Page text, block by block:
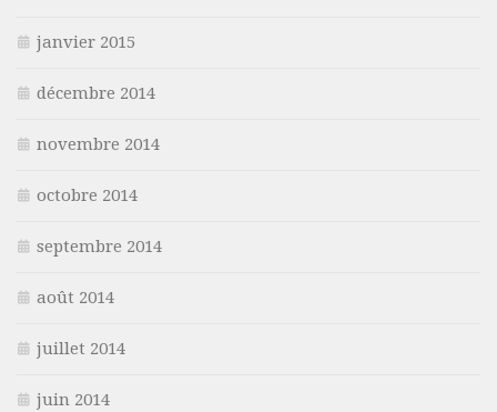
janvier 2015
décembre 2014
novembre 2014
octobre 2014
septembre 2014
août 2014
juillet 2014
juin 2014